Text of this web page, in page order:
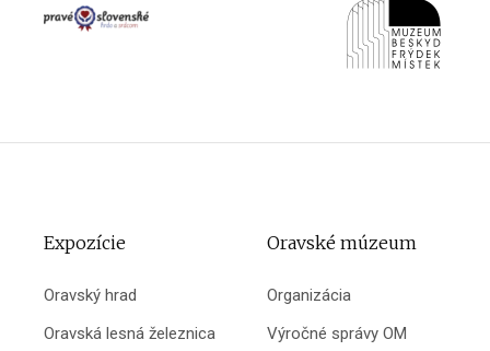
Expozície
Oravský hrad
Oravská lesná železnica
Oravské múzeum
Organizácia
Výročné správy OM